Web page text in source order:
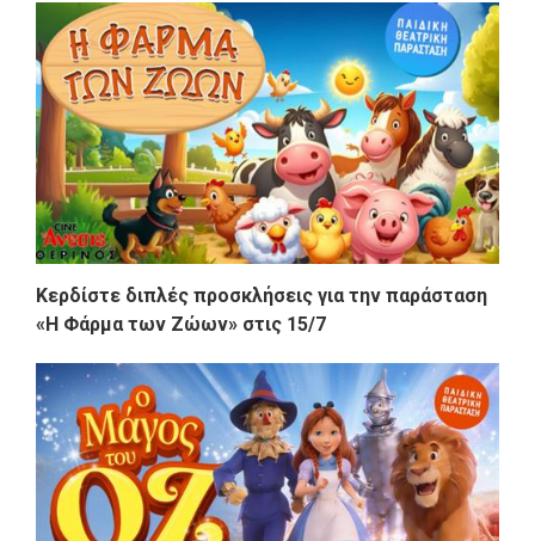
Κερδίστε διπλές προσκλήσεις για την παράσταση
«Η Φάρμα των Ζώων» στις 15/7